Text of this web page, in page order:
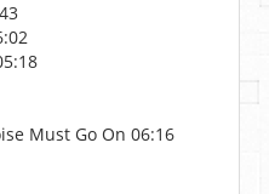
Must Go On 06:16